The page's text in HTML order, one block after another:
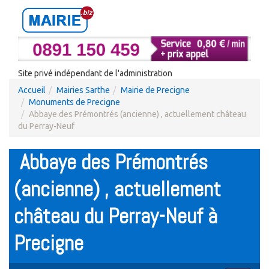
Site privé indépendant de l'administration
Accueil
Mairies Sarthe
Mairie de Precigne
Monuments de Precigne
Abbaye des Prémontrés (ancienne) , actuellement château
du Perray-Neuf
Abbaye des Prémontrés
(ancienne) , actuellement
château du Perray-Neuf à
Precigne